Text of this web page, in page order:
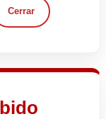
Cerrar